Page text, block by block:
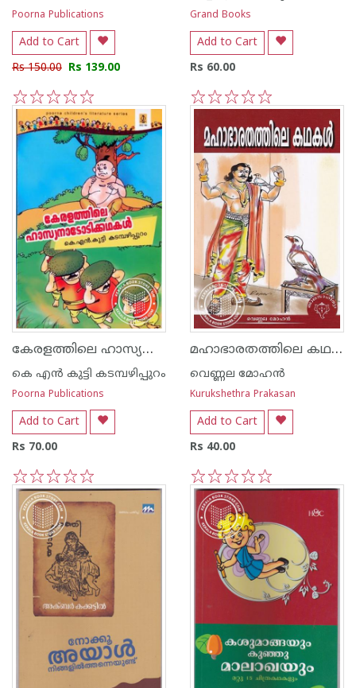
Poorna Publications
Add to Cart
Rs 150.00 Rs 139.00
5
4
3
2
1
Grand Books
Add to Cart
Rs 60.00
5
4
3
2
1
കേരളത്തിലെ ഹാസ്യനാടോടിക്കഥകള്‍
കെ എ‌ന്‍ കുട്ടി കടമ്പഴിപ്പുറം
Poorna Publications
Add to Cart
Rs 70.00
5
4
3
2
1
മഹാഭാരതത്തിലെ കഥകള്‍
വെണ്ണല മോഹ‌ന്‍
Kurukshethra Prakasan
Add to Cart
Rs 40.00
5
4
3
2
1